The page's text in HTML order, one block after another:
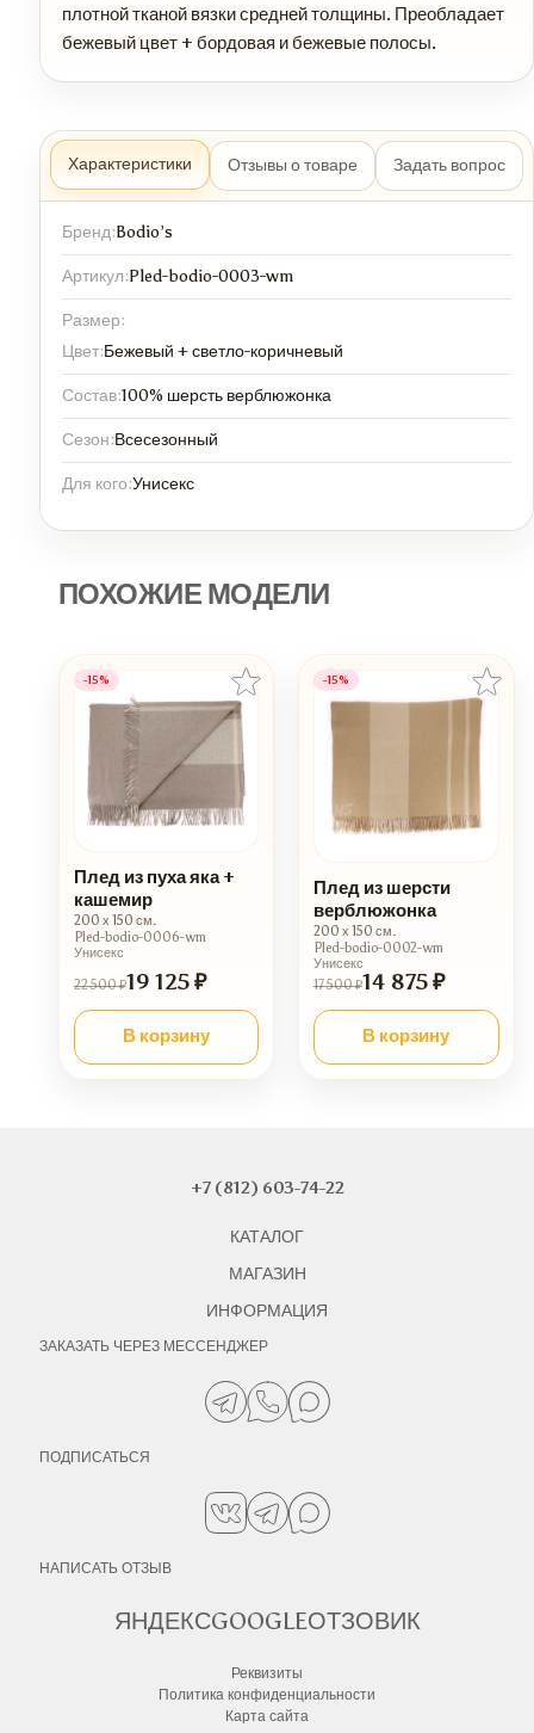
плотной тканой вязки средней толщины. Преобладает
бежевый цвет + бордовая и бежевые полосы.
Характеристики Отзывы о товаре Задать вопрос
Бренд:Bodio’s
Артикул:Pled-bodio-0003-wm
Размер:
Цвет:Бежевый + светло-коричневый
Состав:100% шерсть верблюжонка
Сезон:Всесезонный
Для кого:Унисекс
ПОХОЖИЕ МОДЕЛИ
Плед из пуха яка +
кашемир
200 х 150 см.
Pled-bodio-0006-wm
Унисекс
22 500 ₽19 125 ₽
В корзину
-15%
Плед из шерсти
верблюжонка
200 х 150 см.
Pled-bodio-0002-wm
Унисекс
17 500 ₽14 875 ₽
В корзину
-15%
+7 (812) 603-74-22
КАТАЛОГ
МАГАЗИН
ИНФОРМАЦИЯ
ЗАКАЗАТЬ ЧЕРЕЗ МЕССЕНДЖЕР
ПОДПИСАТЬСЯ
НАПИСАТЬ ОТЗЫВ
ЯНДЕКСGOOGLEОТЗОВИК
Реквизиты
Политика конфиденциальности
Карта сайта